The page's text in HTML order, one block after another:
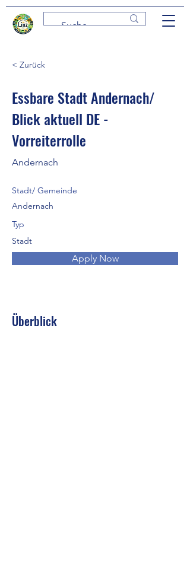
< Zurück
Essbare Stadt Andernach/
Blick aktuell DE -
Vorreiterrolle
Andernach
Stadt/ Gemeinde
Andernach
Typ
Stadt
Apply Now
Überblick